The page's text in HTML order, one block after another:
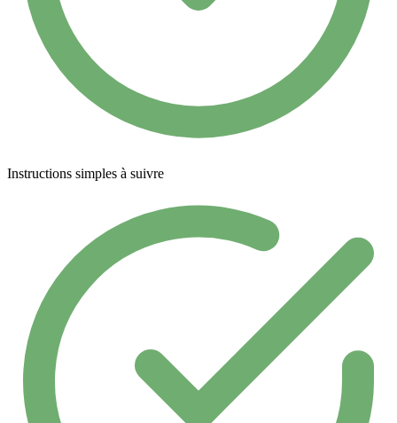
Instructions simples à suivre